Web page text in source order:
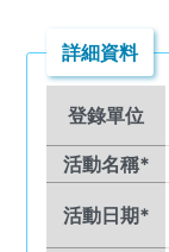
詳細資料
登錄單位
活動名稱*
活動日期*